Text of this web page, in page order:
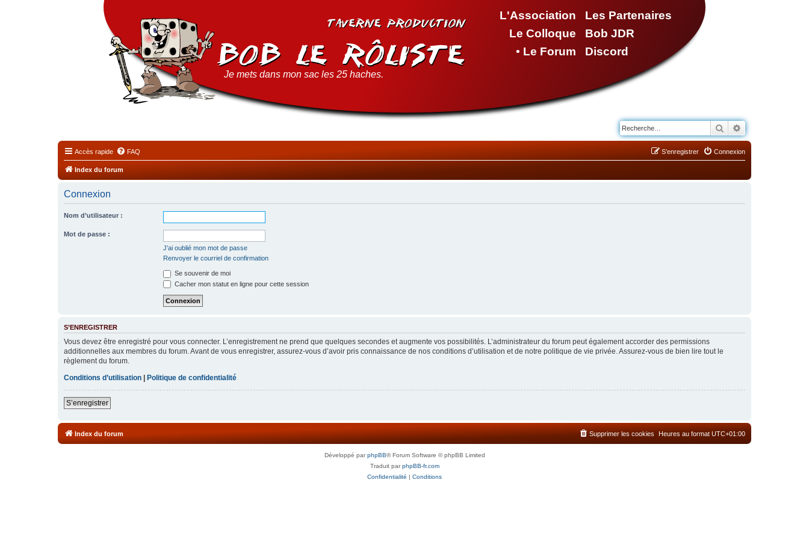
L'Association
Le Colloque
• Le Forum
Les Partenaires
Bob JDR
Discord
Je mets dans mon sac les 25 haches.
Rechercher
Accès rapide FAQ Connexion
S’enregistrer
Index du forum
Connexion
Nom d’utilisateur :
Mot de passe :
J’ai oublié mon mot de passe
Renvoyer le courriel de confirmation
Se souvenir de moi
Cacher mon statut en ligne pour cette session
S’ENREGISTRER
Vous devez être enregistré pour vous connecter. L’enregistrement ne prend que quelques secondes et augmente vos possibilités. L’administrateur du forum peut également accorder des permissions
additionnelles aux membres du forum. Avant de vous enregistrer, assurez-vous d’avoir pris connaissance de nos conditions d’utilisation et de notre politique de vie privée. Assurez-vous de bien lire tout le
règlement du forum.
Conditions d’utilisation | Politique de confidentialité
S’enregistrer
Index du forum Heures au format UTC+01:00
Supprimer les cookies
Développé parphpBB® Forum Software © phpBB Limited
Traduit parphpBB-fr.com
Confidentialité | Conditions